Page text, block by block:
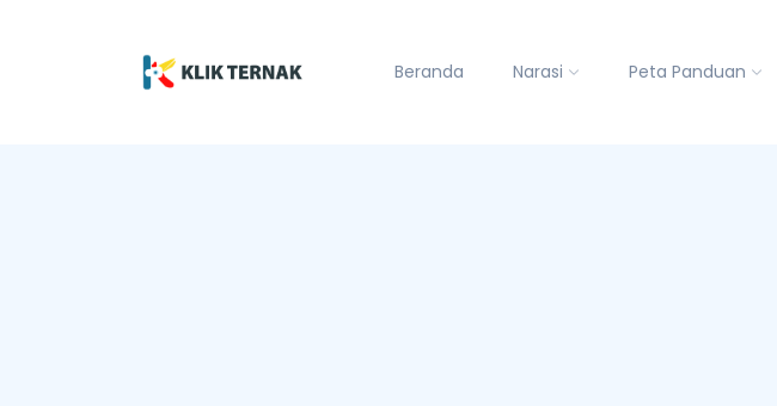
Beranda Narasi Peta Panduan